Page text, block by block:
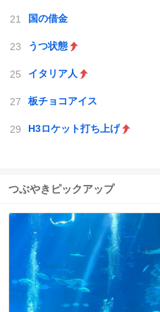
国の借金
うつ状態
イタリア人
板チョコアイス
H3ロケット打ち上げ
つぶやきピックアップ